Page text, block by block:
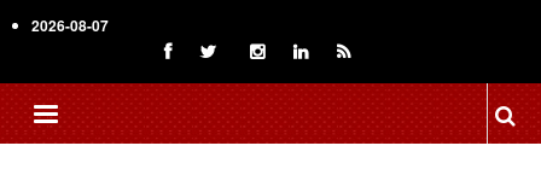
to
content
2026-08-07